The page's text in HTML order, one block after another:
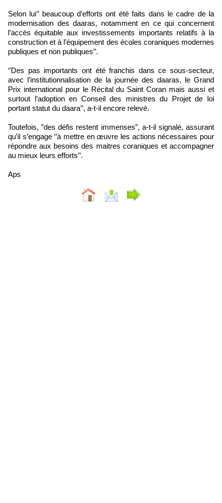
Selon lui‘’ beaucoup d’efforts ont été faits dans le cadre de la
modernisation des daaras, notamment en ce qui concernent
l’accès équitable aux investissements importants relatifs à la
construction et à l’équipement des écoles coraniques modernes
publiques et non publiques’’.
‘’Des pas importants ont été franchis dans ce sous-secteur,
avec l’institutionnalisation de la journée des daaras, le Grand
Prix international pour le Récital du Saint Coran mais aussi et
surtout l’adoption en Conseil des ministres du Projet de loi
portant statut du daara’’, a-t-il encore relevé.
Toutefois, ”des défis restent immenses”, a-t-il signalé, assurant
qu’il s’engage ‘’à mettre en œuvre les actions nécessaires pour
répondre aux besoins des maitres coraniques et accompagner
au mieux leurs efforts’’.
Aps